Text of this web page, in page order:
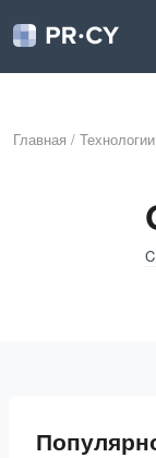
Главная / Технологии